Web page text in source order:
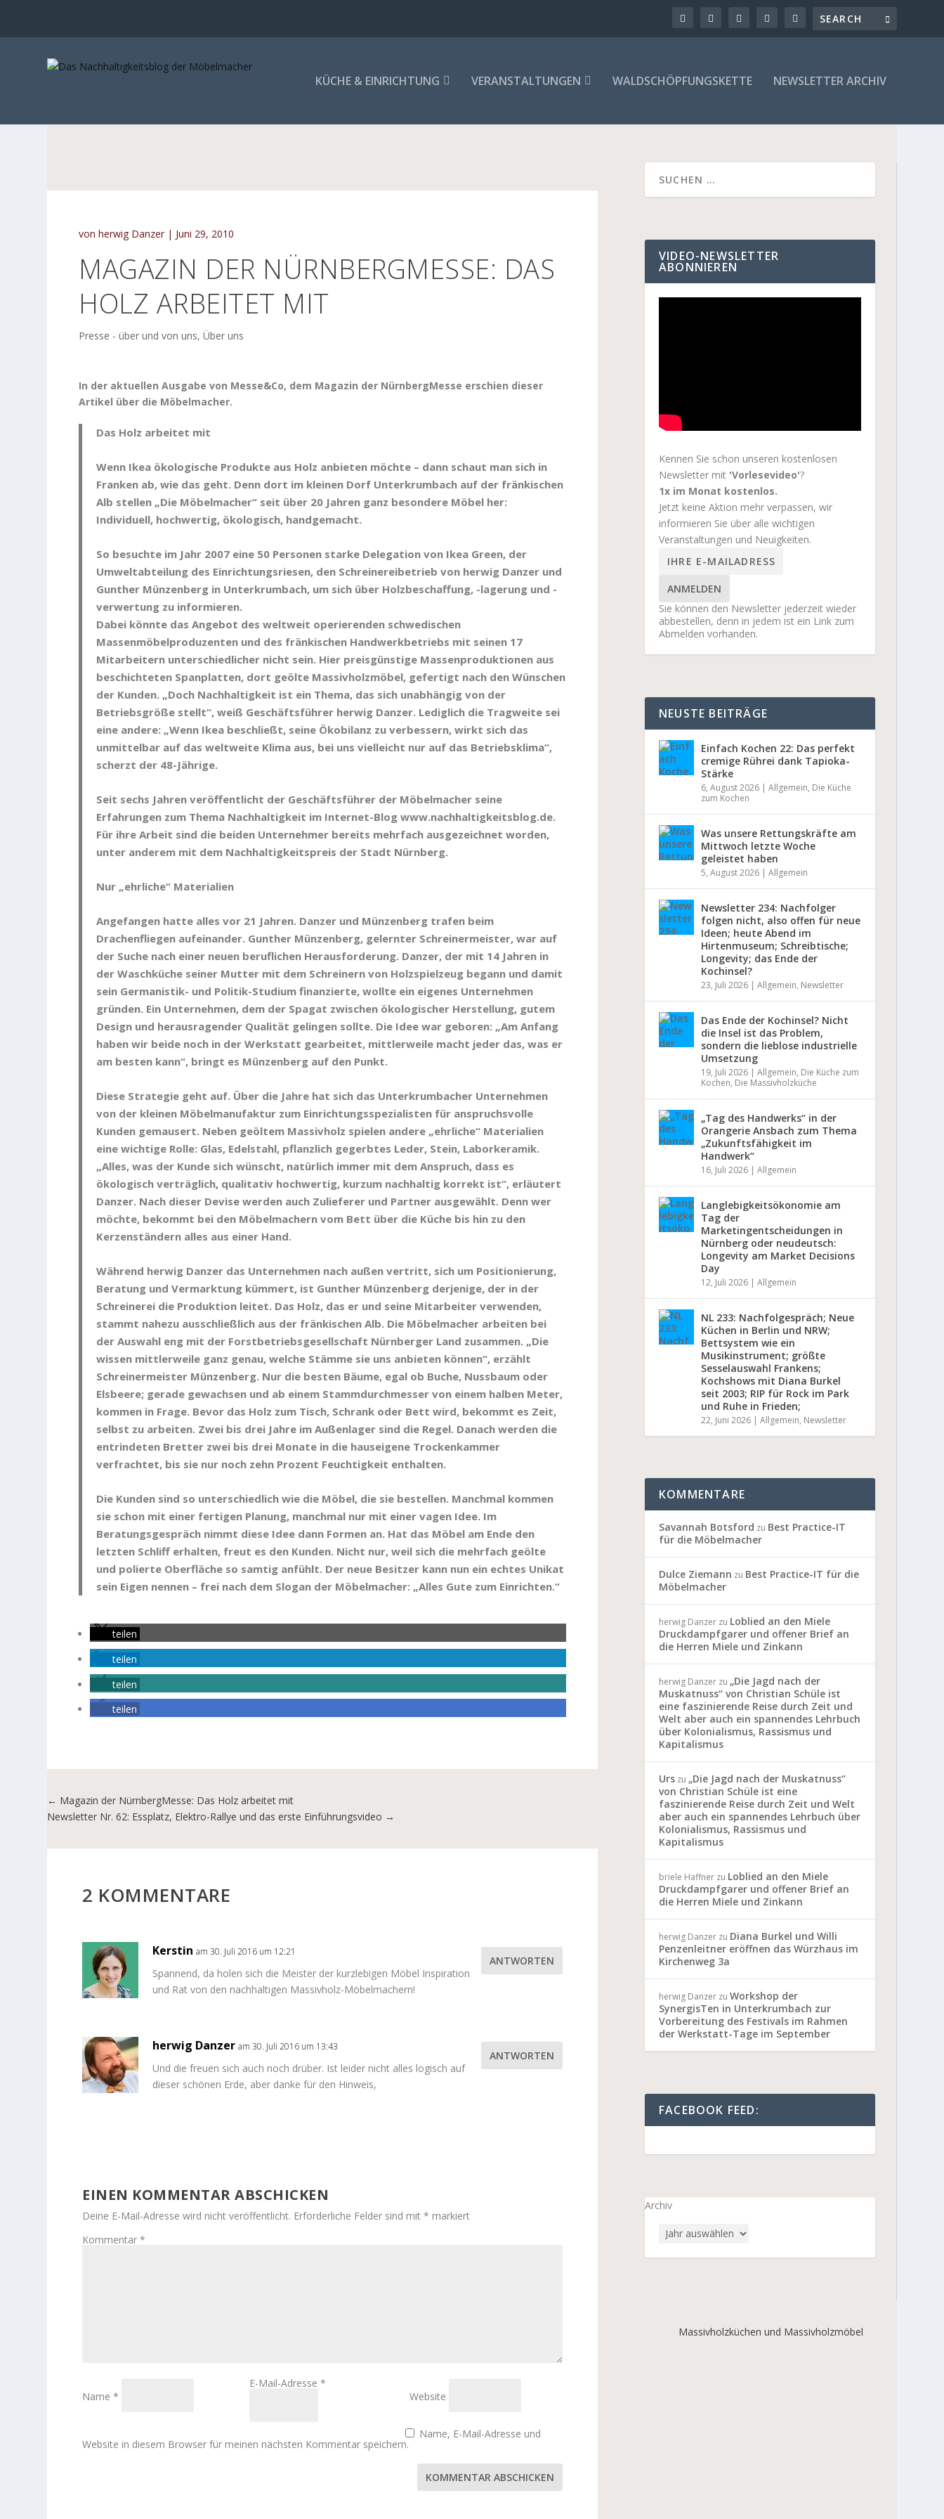
KÜCHE & EINRICHTUNG VERANSTALTUNGEN WALDSCHÖPFUNGSKETTE NEWSLETTER ARCHIV
vonherwig Danzer | Juni 29, 2010
MAGAZIN DER NÜRNBERGMESSE: DAS
HOLZ ARBEITET MIT
Presse - über und von uns,Über uns
In der aktuellen Ausgabe von Messe&Co, dem Magazin der NürnbergMesse erschien dieser
Artikel über die Möbelmacher.
Das Holz arbeitet mit
Wenn Ikea ökologische Produkte aus Holz anbieten möchte – dann schaut man sich in
Franken ab, wie das geht. Denn dort im kleinen Dorf Unterkrumbach auf der fränkischen
Alb stellen „Die Möbelmacher“ seit über 20 Jahren ganz besondere Möbel her:
Individuell, hochwertig, ökologisch, handgemacht.
So besuchte im Jahr 2007 eine 50 Personen starke Delegation von Ikea Green, der
Umweltabteilung des Einrichtungsriesen, den Schreinereibetrieb von herwig Danzer und
Gunther Münzenberg in Unterkrumbach, um sich über Holzbeschaffung, -lagerung und -
verwertung zu informieren.
Dabei könnte das Angebot des weltweit operierenden schwedischen
Massenmöbelproduzenten und des fränkischen Handwerkbetriebs mit seinen 17
Mitarbeitern unterschiedlicher nicht sein. Hier preisgünstige Massenproduktionen aus
beschichteten Spanplatten, dort geölte Massivholzmöbel, gefertigt nach den Wünschen
der Kunden. „Doch Nachhaltigkeit ist ein Thema, das sich unabhängig von der
Betriebsgröße stellt“, weiß Geschäftsführer herwig Danzer. Lediglich die Tragweite sei
eine andere: „Wenn Ikea beschließt, seine Ökobilanz zu verbessern, wirkt sich das
unmittelbar auf das weltweite Klima aus, bei uns vielleicht nur auf das Betriebsklima“,
scherzt der 48-Jährige.
Seit sechs Jahren veröffentlicht der Geschäftsführer der Möbelmacher seine
Erfahrungen zum Thema Nachhaltigkeit im Internet-Blog www.nachhaltigkeitsblog.de.
Für ihre Arbeit sind die beiden Unternehmer bereits mehrfach ausgezeichnet worden,
unter anderem mit dem Nachhaltigkeitspreis der Stadt Nürnberg.
Nur „ehrliche“ Materialien
Angefangen hatte alles vor 21 Jahren. Danzer und Münzenberg trafen beim
Drachenfliegen aufeinander. Gunther Münzenberg, gelernter Schreinermeister, war auf
der Suche nach einer neuen beruflichen Herausforderung. Danzer, der mit 14 Jahren in
der Waschküche seiner Mutter mit dem Schreinern von Holzspielzeug begann und damit
sein Germanistik- und Politik-Studium finanzierte, wollte ein eigenes Unternehmen
gründen. Ein Unternehmen, dem der Spagat zwischen ökologischer Herstellung, gutem
Design und herausragender Qualität gelingen sollte. Die Idee war geboren: „Am Anfang
haben wir beide noch in der Werkstatt gearbeitet, mittlerweile macht jeder das, was er
am besten kann“, bringt es Münzenberg auf den Punkt.
Diese Strategie geht auf. Über die Jahre hat sich das Unterkrumbacher Unternehmen
von der kleinen Möbelmanufaktur zum Einrichtungsspezialisten für anspruchsvolle
Kunden gemausert. Neben geöltem Massivholz spielen andere „ehrliche“ Materialien
eine wichtige Rolle: Glas, Edelstahl, pflanzlich gegerbtes Leder, Stein, Laborkeramik.
„Alles, was der Kunde sich wünscht, natürlich immer mit dem Anspruch, dass es
ökologisch verträglich, qualitativ hochwertig, kurzum nachhaltig korrekt ist“, erläutert
Danzer. Nach dieser Devise werden auch Zulieferer und Partner ausgewählt. Denn wer
möchte, bekommt bei den Möbelmachern vom Bett über die Küche bis hin zu den
Kerzenständern alles aus einer Hand.
Während herwig Danzer das Unternehmen nach außen vertritt, sich um Positionierung,
Beratung und Vermarktung kümmert, ist Gunther Münzenberg derjenige, der in der
Schreinerei die Produktion leitet. Das Holz, das er und seine Mitarbeiter verwenden,
stammt nahezu ausschließlich aus der fränkischen Alb. Die Möbelmacher arbeiten bei
der Auswahl eng mit der Forstbetriebsgesellschaft Nürnberger Land zusammen. „Die
wissen mittlerweile ganz genau, welche Stämme sie uns anbieten können“, erzählt
Schreinermeister Münzenberg. Nur die besten Bäume, egal ob Buche, Nussbaum oder
Elsbeere; gerade gewachsen und ab einem Stammdurchmesser von einem halben Meter,
kommen in Frage. Bevor das Holz zum Tisch, Schrank oder Bett wird, bekommt es Zeit,
selbst zu arbeiten. Zwei bis drei Jahre im Außenlager sind die Regel. Danach werden die
entrindeten Bretter zwei bis drei Monate in die hauseigene Trockenkammer
verfrachtet, bis sie nur noch zehn Prozent Feuchtigkeit enthalten.
Die Kunden sind so unterschiedlich wie die Möbel, die sie bestellen. Manchmal kommen
sie schon mit einer fertigen Planung, manchmal nur mit einer vagen Idee. Im
Beratungsgespräch nimmt diese Idee dann Formen an. Hat das Möbel am Ende den
letzten Schliff erhalten, freut es den Kunden. Nicht nur, weil sich die mehrfach geölte
und polierte Oberfläche so samtig anfühlt. Der neue Besitzer kann nun ein echtes Unikat
sein Eigen nennen – frei nach dem Slogan der Möbelmacher: „Alles Gute zum Einrichten.“
teilen
teilen
teilen
teilen
← Magazin der NürnbergMesse: Das Holz arbeitet mit
Newsletter Nr. 62: Essplatz, Elektro-Rallye und das erste Einführungsvideo →
2 KOMMENTARE
Kerstin am 30. Juli 2016 um 12:21
Spannend, da holen sich die Meister der kurzlebigen Möbel Inspiration
und Rat von den nachhaltigen Massivholz-Möbelmachern!
ANTWORTEN
herwig Danzer am 30. Juli 2016 um 13:43
Und die freuen sich auch noch drüber. Ist leider nicht alles logisch auf
dieser schönen Erde, aber danke für den Hinweis,
ANTWORTEN
EINEN KOMMENTAR ABSCHICKEN
Deine E-Mail-Adresse wird nicht veröffentlicht. Erforderliche Felder sind mit* markiert
Kommentar*
Name*
E-Mail-Adresse*
Website
Name, E-Mail-Adresse und
Website in diesem Browser für meinen nächsten Kommentar speichern.
KOMMENTAR ABSCHICKEN
VIDEO-NEWSLETTER
ABONNIEREN
Kennen Sie schon unseren kostenlosen
Newsletter mit 'Vorlesevideo'?
1x im Monat kostenlos.
Jetzt keine Aktion mehr verpassen, wir
informieren Sie über alle wichtigen
Veranstaltungen und Neuigkeiten.
ANMELDEN
Sie können den Newsletter jederzeit wieder
abbestellen, denn in jedem ist ein Link zum
Abmelden vorhanden.
NEUSTE BEITRÄGE
Einfach Kochen 22: Das perfekt
cremige Rührei dank Tapioka-
Stärke
6, August 2026| Allgemein, Die Küche
zum Kochen
Was unsere Rettungskräfte am
Mittwoch letzte Woche
geleistet haben
5, August 2026| Allgemein
Newsletter 234: Nachfolger
folgen nicht, also offen für neue
Ideen; heute Abend im
Hirtenmuseum; Schreibtische;
Longevity; das Ende der
Kochinsel?
23, Juli 2026| Allgemein, Newsletter
Das Ende der Kochinsel? Nicht
die Insel ist das Problem,
sondern die lieblose industrielle
Umsetzung
19, Juli 2026| Allgemein, Die Küche zum
Kochen, Die Massivholzküche
„Tag des Handwerks“ in der
Orangerie Ansbach zum Thema
„Zukunftsfähigkeit im
Handwerk“
16, Juli 2026| Allgemein
Langlebigkeitsökonomie am
Tag der
Marketingentscheidungen in
Nürnberg oder neudeutsch:
Longevity am Market Decisions
Day
12, Juli 2026| Allgemein
NL 233: Nachfolgespräch; Neue
Küchen in Berlin und NRW;
Bettsystem wie ein
Musikinstrument; größte
Sesselauswahl Frankens;
Kochshows mit Diana Burkel
seit 2003; RIP für Rock im Park
und Ruhe in Frieden;
22, Juni 2026| Allgemein, Newsletter
KOMMENTARE
Savannah Botsford zu Best Practice-IT
für die Möbelmacher
Dulce Ziemann zu Best Practice-IT für die
Möbelmacher
herwig Danzerzu Loblied an den Miele
Druckdampfgarer und offener Brief an
die Herren Miele und Zinkann
herwig Danzerzu „Die Jagd nach der
Muskatnuss“ von Christian Schüle ist
eine faszinierende Reise durch Zeit und
Welt aber auch ein spannendes Lehrbuch
über Kolonialismus, Rassismus und
Kapitalismus
Urszu „Die Jagd nach der Muskatnuss“
von Christian Schüle ist eine
faszinierende Reise durch Zeit und Welt
aber auch ein spannendes Lehrbuch über
Kolonialismus, Rassismus und
Kapitalismus
briele Haffnerzu Loblied an den Miele
Druckdampfgarer und offener Brief an
die Herren Miele und Zinkann
herwig Danzerzu Diana Burkel und Willi
Penzenleitner eröffnen das Würzhaus im
Kirchenweg 3a
herwig Danzerzu Workshop der
SynergisTen in Unterkrumbach zur
Vorbereitung des Festivals im Rahmen
der Werkstatt-Tage im September
FACEBOOK FEED:
Archiv
Massivholzküchen und Massivholzmöbel